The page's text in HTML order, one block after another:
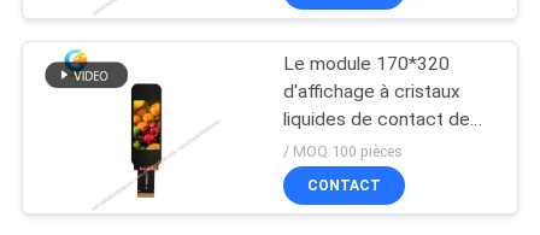
Le module 170*320
d'affichage à cristaux
liquides de contact de
1,9 IPS de pouce
pointille TFT avec 30 Pin
FPC
/ MOQ:100 pièces
CONTACT